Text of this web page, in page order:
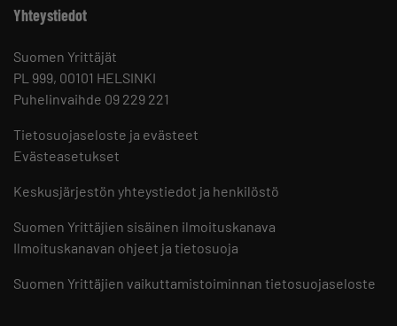
Yhteystiedot
Suomen Yrittäjät
PL 999, 00101 HELSINKI
Puhelinvaihde 09 229 221
Tietosuojaseloste ja evästeet
Evästeasetukset
Keskusjärjestön yhteystiedot ja henkilöstö
Suomen Yrittäjien sisäinen ilmoituskanava
Ilmoituskanavan ohjeet ja tietosuoja
Suomen Yrittäjien vaikuttamistoiminnan tietosuojaseloste